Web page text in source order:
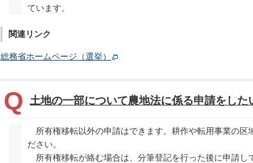
ています。
関連リンク
総務省ホームページ（選挙）
土地の一部について農地法に係る申請をした
所有権移転以外の申請はできます。耕作や転用事業の区
ださい。
所有権移転が絡む場合は、分筆登記を行った後に申請し